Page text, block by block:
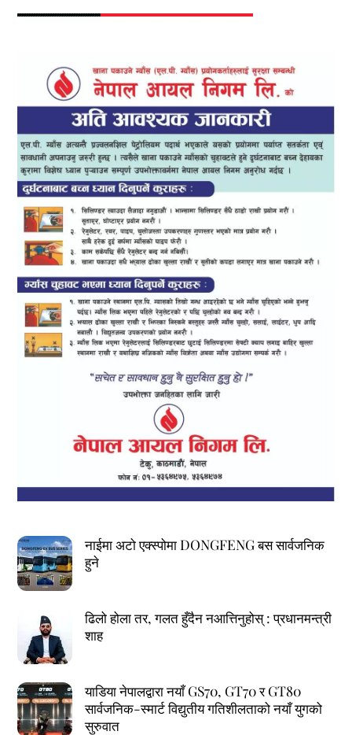
नाईमा अटो एक्स्पोमा DONGFENG बस सार्वजनिक
हुने
ढिलो होला तर, गलत हुँदैन नआत्तिनुहोस् : प्रधानमन्त्री
शाह
याडिया नेपालद्वारा नयाँ GS70, GT70 र GT80
सार्वजनिक-स्मार्ट विद्युतीय गतिशीलताको नयाँ युगको
सुरुवात